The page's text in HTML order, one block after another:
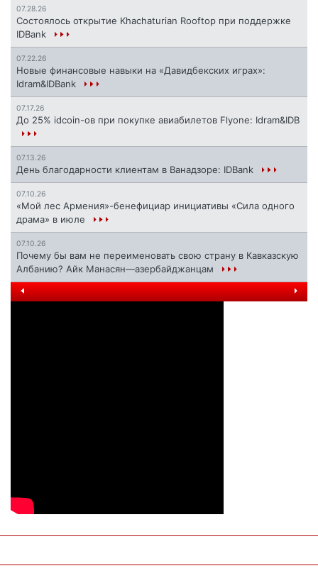
07.28.26
Состоялось открытие Khachaturian Rooftop при поддержке
IDBank
07.22.26
Новые финансовые навыки на «Давидбекских играх»:
Idram&IDBank
07.17.26
До 25% idcoin-ов при покупке авиабилетов Flyone: Idram&IDB
07.13.26
День благодарности клиентам в Ванадзоре: IDBank
07.10.26
«Мой лес Армения»-бенефициар инициативы «Сила одного
драма» в июле
07.10.26
Почему бы вам не переименовать свою страну в Кавказскую
Албанию? Айк Манасян—азербайджанцам